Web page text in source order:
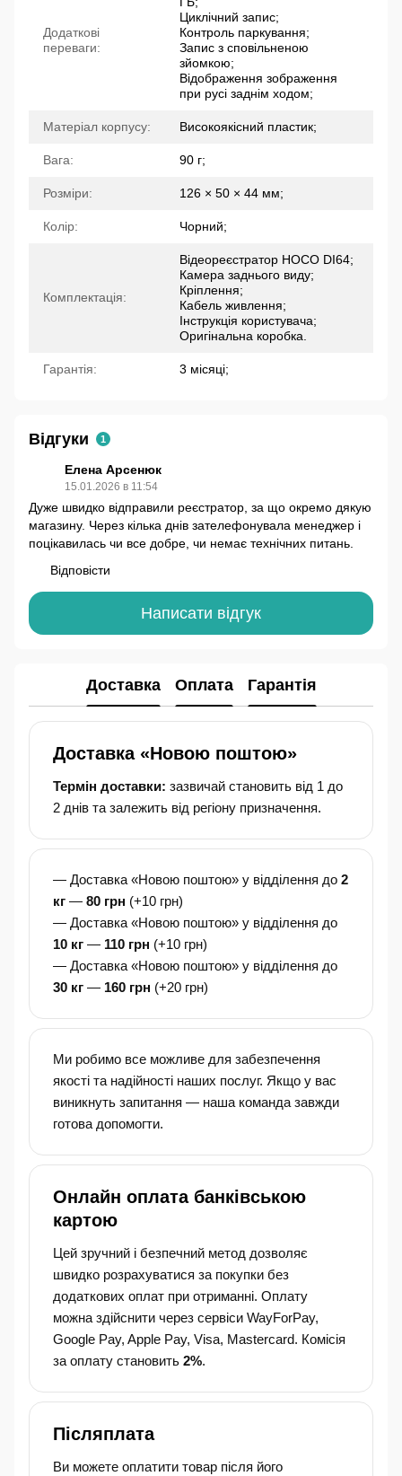
Додаткові
переваги:
Циклічний запис;
Контроль паркування;
Запис з сповільненою
зйомкою;
Відображення зображення
при русі заднім ходом;
Матеріал корпусу: Високоякісний пластик;
Вага: 90 г;
Розміри: 126 × 50 × 44 мм;
Колір: Чорний;
Комплектація:
Відеореєстратор HOCO DI64;
Камера заднього виду;
Кріплення;
Кабель живлення;
Інструкція користувача;
Оригінальна коробка.
Гарантія: 3 місяці;
Відгуки 1
Елена Арсенюк
15.01.2026 в 11:54
Дуже швидко відправили реєстратор, за що окремо дякую
магазину. Через кілька днів зателефонувала менеджер і
поцікавилась чи все добре, чи немає технічних питань.
Відповісти
Написати відгук
Доставка Оплата Гарантія
Доставка «Новою поштою»
Термін доставки: зазвичай становить від 1 до
2 днів та залежить від регіону призначення.
— Доставка «Новою поштою» у відділення до 2
кг — 80 грн (+10 грн)
— Доставка «Новою поштою» у відділення до
10 кг — 110 грн (+10 грн)
— Доставка «Новою поштою» у відділення до
30 кг — 160 грн (+20 грн)
Ми робимо все можливе для забезпечення
якості та надійності наших послуг. Якщо у вас
виникнуть запитання — наша команда завжди
готова допомогти.
Онлайн оплата банківською
картою
Цей зручний і безпечний метод дозволяє
швидко розрахуватися за покупки без
додаткових оплат при отриманні. Оплату
можна здійснити через сервіси WayForPay,
Google Pay, Apple Pay, Visa, Mastercard. Комісія
за оплату становить 2%.
Післяплата
Ви можете оплатити товар після його